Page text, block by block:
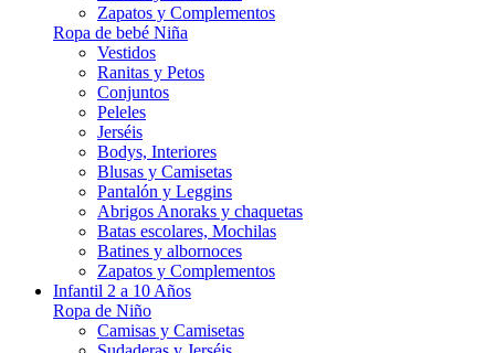
Zapatos y Complementos
Ropa de bebé Niña
Vestidos
Ranitas y Petos
Conjuntos
Peleles
Jerséis
Bodys, Interiores
Blusas y Camisetas
Pantalón y Leggins
Abrigos Anoraks y chaquetas
Batas escolares, Mochilas
Batines y albornoces
Zapatos y Complementos
Infantil 2 a 10 Años
Ropa de Niño
Camisas y Camisetas